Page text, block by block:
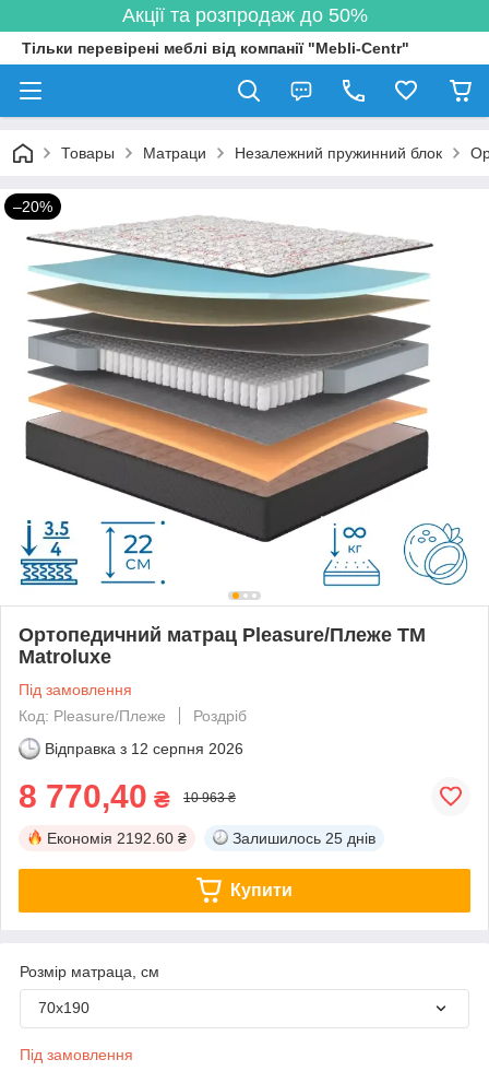
Акції та розпродаж до 50%
Тільки перевірені меблі від компанії "Mebli-Centr"
Товары Матраци Незалежний пружинний блок
–20%
Ортопедичний матрац Pleasure/Плеже TM
Matroluxe
Під замовлення
Код: Pleasure/Плеже
Роздріб
Відправка з 12 серпня 2026
8 770,40 ₴ 10 963 ₴
Економія 2192.60 ₴ Залишилось 25 днів
Купити
Розмір матраца, см
70х190
Під замовлення